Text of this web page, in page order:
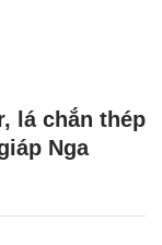
lá chắn thép
Nga